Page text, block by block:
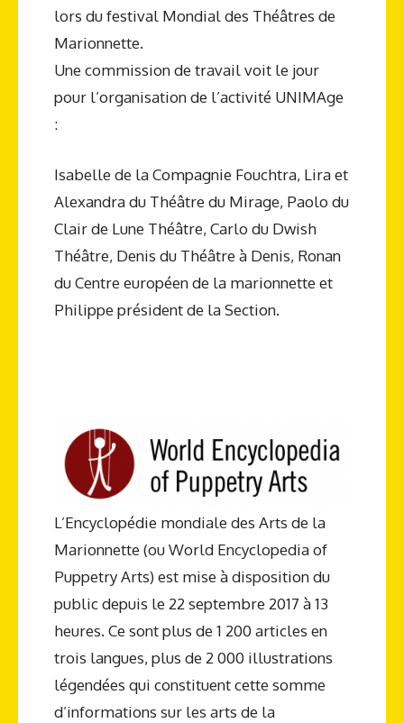
lors du festival Mondial des Théâtres de
Marionnette.
Une commission de travail voit le jour
pour l’organisation de l’activité UNIMAge
:
Isabelle de la Compagnie Fouchtra, Lira et
Alexandra du Théâtre du Mirage, Paolo du
Clair de Lune Théâtre, Carlo du Dwish
Théâtre, Denis du Théâtre à Denis, Ronan
du Centre européen de la marionnette et
Philippe président de la Section.
L’Encyclopédie mondiale des Arts de la
Marionnette (ou World Encyclopedia of
Puppetry Arts) est mise à disposition du
public depuis le 22 septembre 2017 à 13
heures. Ce sont plus de 1 200 articles en
trois langues, plus de 2 000 illustrations
légendées qui constituent cette somme
d’informations sur les arts de la